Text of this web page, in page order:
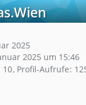
2025
2025 um 15:46
10 Profil-Aufrufe